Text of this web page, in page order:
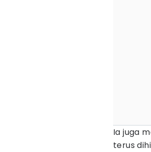
Ia juga
terus